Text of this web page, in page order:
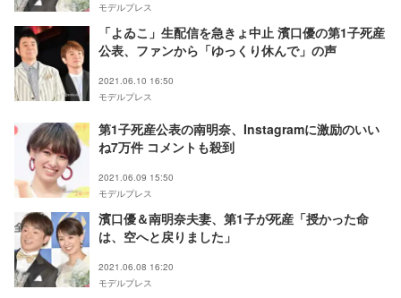
モデルプレス
「よゐこ」生配信を急きょ中止 濱口優の第1子死産
公表、ファンから「ゆっくり休んで」の声
2021.06.10 16:50
モデルプレス
第1子死産公表の南明奈、Instagramに激励のいい
ね7万件 コメントも殺到
2021.06.09 15:50
モデルプレス
濱口優＆南明奈夫妻、第1子が死産「授かった命
は、空へと戻りました」
2021.06.08 16:20
モデルプレス